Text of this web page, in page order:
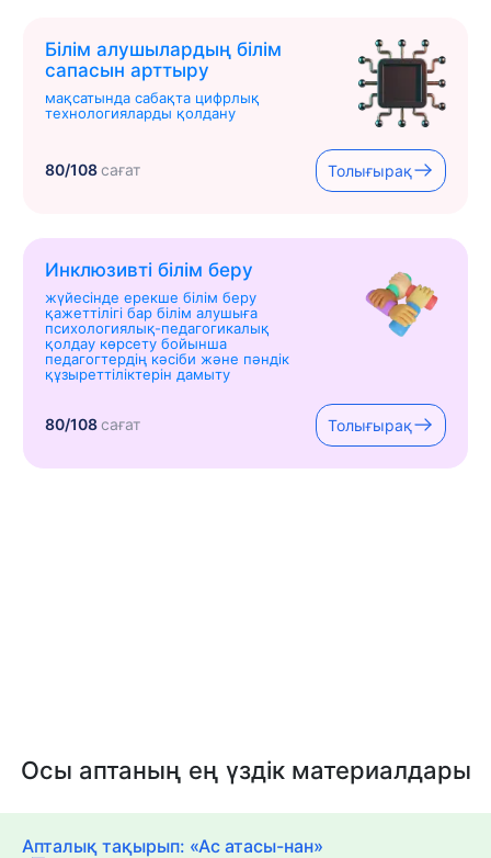
Білім алушылардың білім
сапасын арттыру
мақсатында сабақта цифрлық
технологияларды қолдану
80/108сағат Толығырақ
Инклюзивті білім беру
жүйесінде ерекше білім беру
қажеттілігі бар білім алушыға
психологиялық-педагогикалық
қолдау көрсету бойынша
педагогтердің кәсіби және пәндік
құзыреттіліктерін дамыту
80/108сағат Толығырақ
Осы аптаның ең үздік материалдары
Апталық тақырып: «Ас атасы-нан»